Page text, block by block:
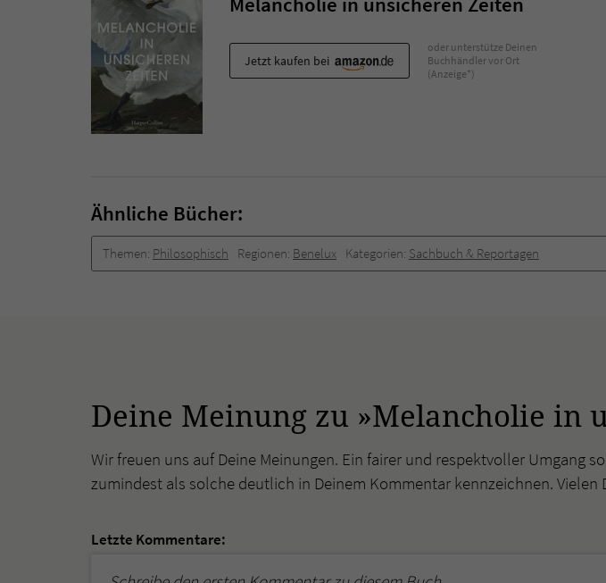
Jetzt kaufen bei
oder unterstütze Deinen
Buchhändler vor Ort
(Anzeige*)
Ähnliche Bücher:
Themen: Philosophisch Regionen: Benelux Kategorien: Sachbuch & Reportagen
Deine Meinung zu »Melancholie in
Wir freuen uns auf Deine Meinungen. Ein fairer und respektvoller
zumindest als solche deutlich in Deinem Kommentar kennzeichnen. Vielen
Letzte Kommentare:
überprüfen.